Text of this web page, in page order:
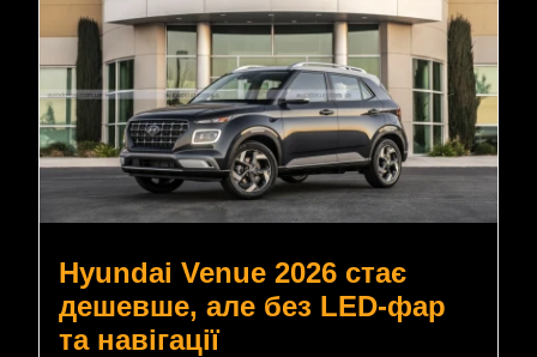
Hyundai Venue 2026 стає
дешевше, але без LED-фар
та навігації